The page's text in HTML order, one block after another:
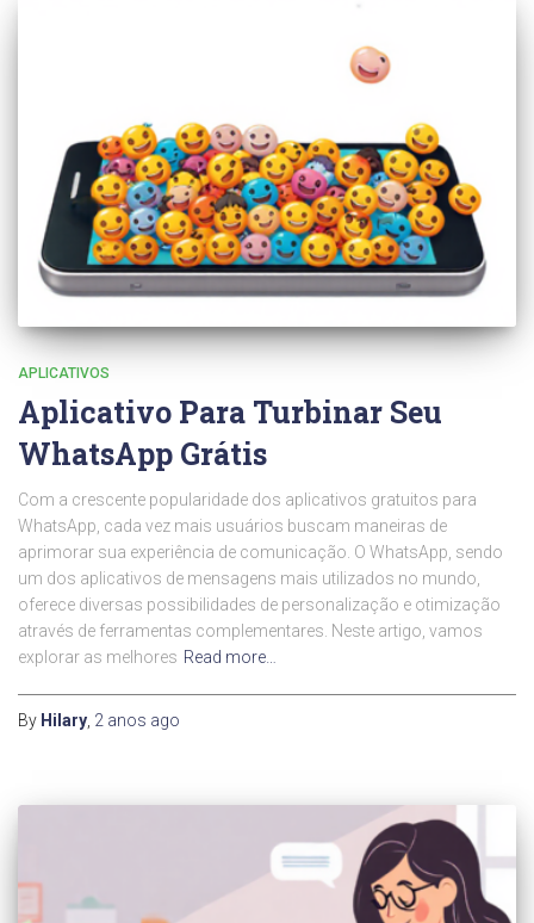
APLICATIVOS
Aplicativo Para Turbinar Seu
WhatsApp Grátis
Com a crescente popularidade dos aplicativos gratuitos para
WhatsApp, cada vez mais usuários buscam maneiras de
aprimorar sua experiência de comunicação. O WhatsApp, sendo
um dos aplicativos de mensagens mais utilizados no mundo,
oferece diversas possibilidades de personalização e otimização
através de ferramentas complementares. Neste artigo, vamos
explorar as melhores Read more…
By Hilary, 2 anos ago